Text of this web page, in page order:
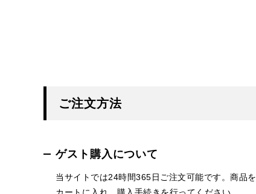
ご注文方法
ゲスト購入について
当サイトでは24時間365日ご注文可能です。商品を